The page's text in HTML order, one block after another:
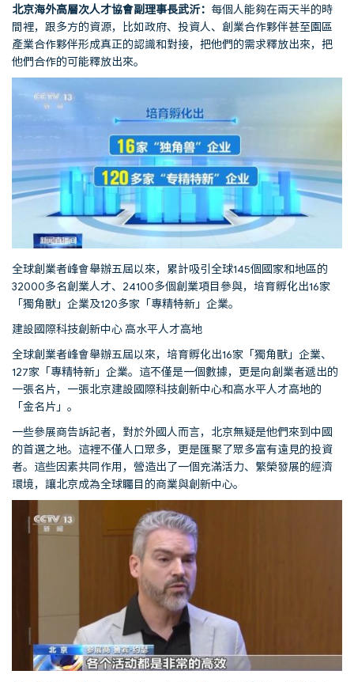
北京海外高層次人才協會副理事長武沂： 每個人能夠在兩天半的時
間裡，跟多方的資源，比如政府、投資人、創業合作夥伴甚至園區
產業合作夥伴形成真正的認識和對接，把他們的需求釋放出來，把
他們合作的可能釋放出來。
全球創業者峰會舉辦五屆以來，累計吸引全球145個國家和地區的
32000多名創業人才、24100多個創業項目參與，培育孵化出16家
「獨角獸」企業及120多家「專精特新」企業。
建設國際科技創新中心 高水平人才高地
全球創業者峰會舉辦五屆以來，培育孵化出16家「獨角獸」企業、
127家「專精特新」企業。這不僅是一個數據，更是向創業者遞出的
一張名片，一張北京建設國際科技創新中心和高水平人才高地的
「金名片」。
一些參展商告訴記者，對於外國人而言，北京無疑是他們來到中國
的首選之地。這裡不僅人口眾多，更是匯聚了眾多富有遠見的投資
者。這些因素共同作用，營造出了一個充滿活力、繁榮發展的經濟
環境，讓北京成為全球矚目的商業與創新中心。